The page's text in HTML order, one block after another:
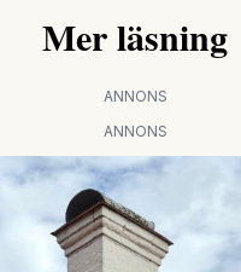
Mer läsning
ANNONS
ANNONS